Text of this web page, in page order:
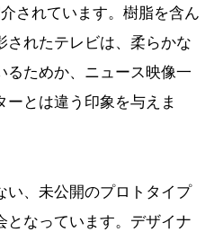
されています。樹脂を含ん
されたテレビは、柔らかな
るためか、ニュース映像一
とは違う印象を与えま
い、未公開のプロトタイプ
となっています。デザイナ